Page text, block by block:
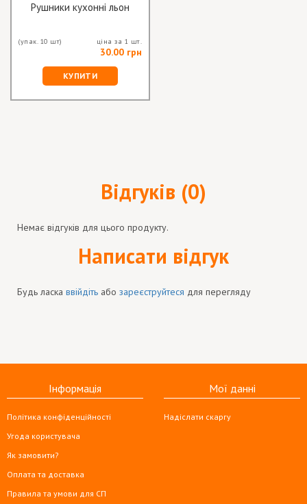
Рушники кухонні льон
(упак. 10 шт) ціна за 1 шт.
30.00 грн
КУПИТИ
Відгуків (0)
Немає відгуків для цього продукту.
Написати відгук
Будь ласка ввійдіть або зареєструйтеся для перегляду
Інформація
Політика конфіденційності
Угода користувача
Як замовити?
Оплата та доставка
Правила та умови для СП
Мої данні
Надіслати скаргу